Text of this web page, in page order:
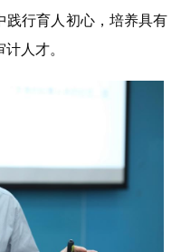
践行育人初心，培养具有
人才。